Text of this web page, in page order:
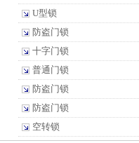
U型锁
防盗门锁
十字门锁
普通门锁
防盗门锁
防盗门锁
空转锁